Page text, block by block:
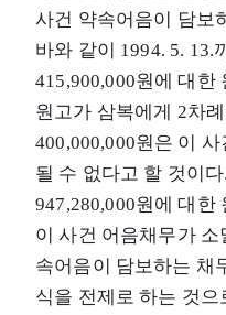
사건 약속어음이 담보
바와 같이 1994. 5. 13.
415,900,000원에 대한
원고가 삼복에게 2차
400,000,000원은 이
될 수 없다고 할 것이
947,280,000원에 대한
이 사건 어음채무가
속어음이 담보하는 채
식을 전제로 하는 것